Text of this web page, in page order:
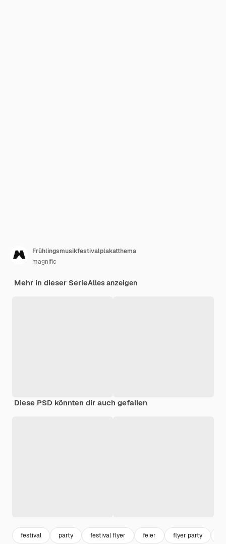
Frühlingsmusikfestivalplakatthema
magnific
Mehr in dieser SerieAlles anzeigen
Diese PSD könnten dir auch gefallen
festival party festival flyer feier flyer party